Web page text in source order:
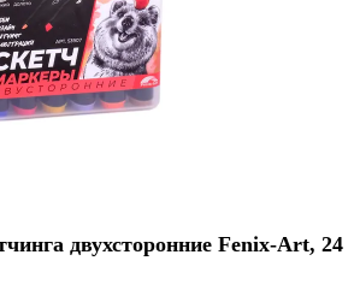
двухсторонние Fenix-Art, 24